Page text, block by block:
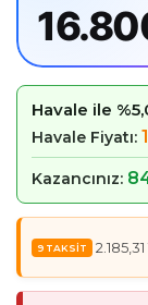
Havale ile
Havale Fiyatı:
Kazancınız:
2.185,31